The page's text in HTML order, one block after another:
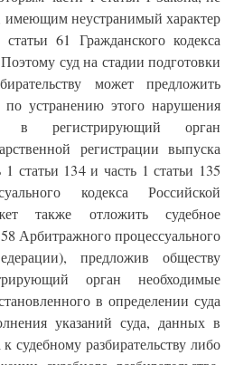
имеющим неустранимый характер
61 Гражданского кодекса
суд на стадии подготовки
может предложить
устранению этого нарушения
в регистрирующий орган
регистрации выпуска
статьи 134 и часть 1 статьи 135
кодекса Российской
также отложить судебное
Арбитражного процессуального
предложив обществу
орган необходимые
в определении суда
указаний суда, данных в
судебному разбирательству либо